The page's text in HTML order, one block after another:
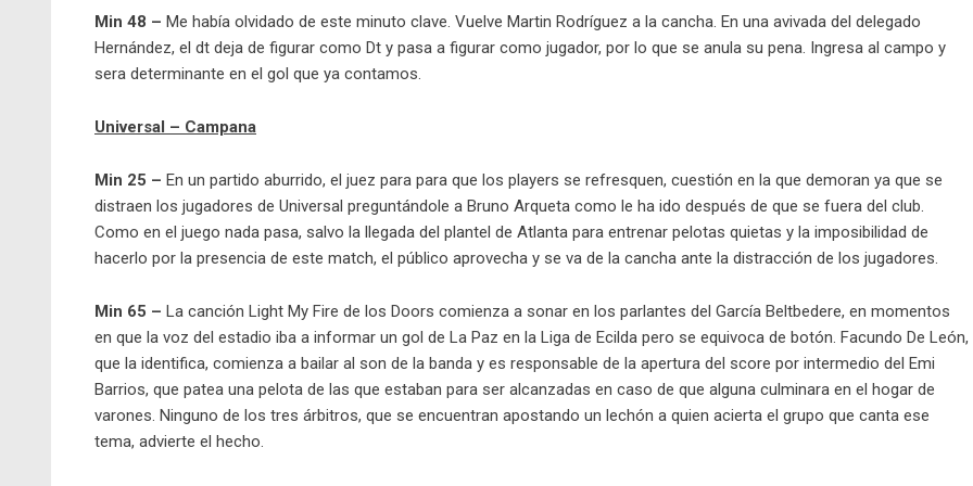
Min 48 – Me había olvidado de este minuto clave. Vuelve Martin Rodríguez a la cancha. En una avivada del delegado
Hernández, el dt deja de figurar como Dt y pasa a figurar como jugador, por lo que se anula su pena. Ingresa al campo y
sera determinante en el gol que ya contamos.
Universal – Campana
Min 25 – En un partido aburrido, el juez para para que los players se refresquen, cuestión en la que demoran ya que se
distraen los jugadores de Universal preguntándole a Bruno Arqueta como le ha ido después de que se fuera del club.
Como en el juego nada pasa, salvo la llegada del plantel de Atlanta para entrenar pelotas quietas y la imposibilidad de
hacerlo por la presencia de este match, el público aprovecha y se va de la cancha ante la distracción de los jugadores.
Min 65 – La canción Light My Fire de los Doors comienza a sonar en los parlantes del García Beltbedere, en momentos
en que la voz del estadio iba a informar un gol de La Paz en la Liga de Ecilda pero se equivoca de botón. Facundo De León,
que la identifica, comienza a bailar al son de la banda y es responsable de la apertura del score por intermedio del Emi
Barrios, que patea una pelota de las que estaban para ser alcanzadas en caso de que alguna culminara en el hogar de
varones. Ninguno de los tres árbitros, que se encuentran apostando un lechón a quien acierta el grupo que canta ese
tema, advierte el hecho.